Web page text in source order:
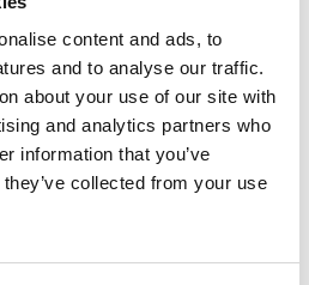
content and ads, to
and to analyse our traffic.
about your use of our site with
and analytics partners who
information that you’ve
collected from your use
compiuto da ricercatori
(Cina, Germania, Gran
anche altre due conclusioni:
milioni di anni fa potrebbero
e dagli spostamenti di
e che – più che aumentare
– i gas serra